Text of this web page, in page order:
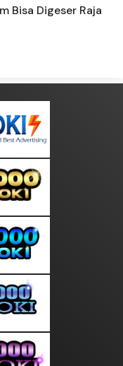
Bisa Digeser Raja